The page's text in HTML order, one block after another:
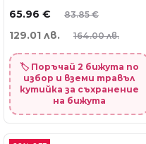
83.85€
65.96 €
164.00 лв.
129.01 лв.
🏷️ Поръчай 2 бижута по
избор и вземи травъл
кутийка за съхранение
на бижута